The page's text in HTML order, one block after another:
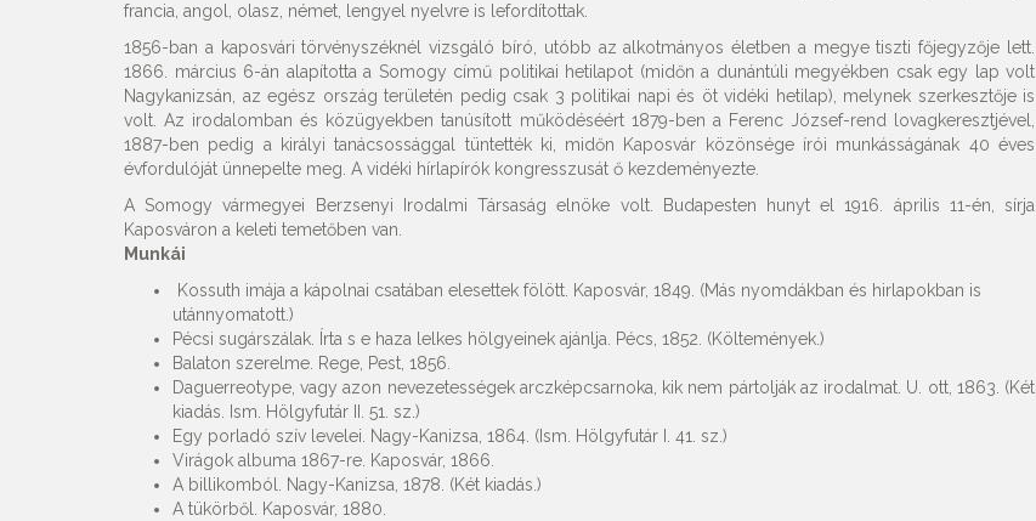
francia, angol, olasz, német, lengyel nyelvre is lefordítottak.
1856-ban a kaposvári törvényszéknél vizsgáló bíró, utóbb az alkotmányos életben a megye tiszti főjegyzője lett.
1866. március 6-án alapította a Somogy című politikai hetilapot (midőn a dunántúli megyékben csak egy lap volt
Nagykanizsán, az egész ország területén pedig csak 3 politikai napi és öt vidéki hetilap), melynek szerkesztője is
volt. Az irodalomban és közügyekben tanúsított működéséért 1879-ben a Ferenc József-rend lovagkeresztjével,
1887-ben pedig a királyi tanácsossággal tüntették ki, midőn Kaposvár közönsége írói munkásságának 40 éves
évfordulóját ünnepelte meg. A vidéki hírlapírók kongresszusát ő kezdeményezte.
A Somogy vármegyei Berzsenyi Irodalmi Társaság elnöke volt. Budapesten hunyt el 1916. április 11-én, sírja
Kaposváron a keleti temetőben van.
Munkái
Kossuth imája a kápolnai csatában elesettek fölött. Kaposvár, 1849. (Más nyomdákban és hirlapokban is
utánnyomatott.)
Pécsi sugárszálak. Írta s e haza lelkes hölgyeinek ajánlja. Pécs, 1852. (Költemények.)
Balaton szerelme. Rege, Pest, 1856.
Daguerreotype, vagy azon nevezetességek arczképcsarnoka, kik nem pártolják az irodalmat. U. ott, 1863. (Két
kiadás. Ism. Hölgyfutár II. 51. sz.)
Egy porladó szív levelei. Nagy-Kanizsa, 1864. (Ism. Hölgyfutár I. 41. sz.)
Virágok albuma 1867-re. Kaposvár, 1866.
A billikomból. Nagy-Kanizsa, 1878. (Két kiadás.)
A tükörből. Kaposvár, 1880.